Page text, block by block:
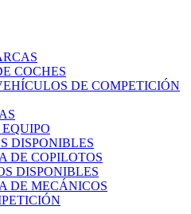
COCHES
DE COMPETICIÓN
DISPONIBLES
DE COPILOTOS
DISPONIBLES
DE MECÁNICOS